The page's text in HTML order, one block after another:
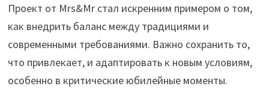
Проект от Mrs&Mr стал искренним примером о том,
как внедрить баланс между традициями и
современными требованиями. Важно сохранить то,
что привлекает, и адаптировать к новым условиям,
особенно в критические юбилейные моменты.